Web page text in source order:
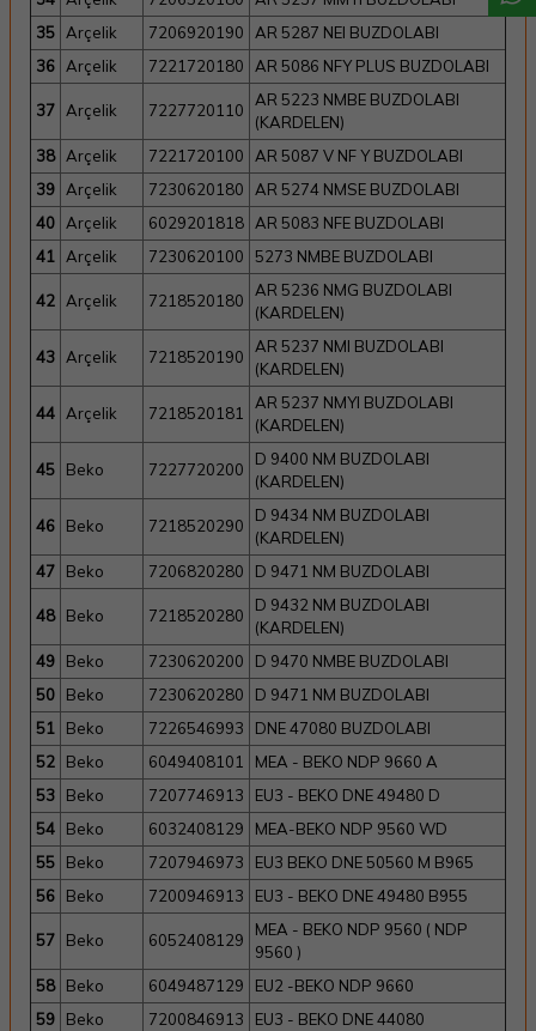
35 Arçelik 7206920190
AR 5287 NEI BUZDOLABI
36 Arçelik 7221720180 AR 5086 NFY PLUS BUZDOLABI
37 Arçelik 7227720110
AR 5223 NMBE BUZDOLABI
(KARDELEN)
38 Arçelik 7221720100
AR 5087 V NF Y BUZDOLABI
39 Arçelik 7230620180
AR 5274 NMSE BUZDOLABI
40 Arçelik 6029201818 AR 5083 NFE BUZDOLABI
41 Arçelik 7230620100 5273 NMBE BUZDOLABI
42 Arçelik 7218520180
AR 5236 NMG BUZDOLABI
(KARDELEN)
43 Arçelik 7218520190
AR 5237 NMI BUZDOLABI
(KARDELEN)
44 Arçelik 7218520181
AR 5237 NMYI BUZDOLABI
(KARDELEN)
45 Beko 7227720200
D 9400 NM BUZDOLABI
(KARDELEN)
46 Beko 7218520290
D 9434 NM BUZDOLABI
(KARDELEN)
47
Beko 7206820280 D 9471 NM BUZDOLABI
48 Beko 7218520280
D 9432 NM BUZDOLABI
(KARDELEN)
49
Beko 7230620200
D 9470 NMBE BUZDOLABI
50
Beko 7230620280
D 9471 NM BUZDOLABI
51
Beko 7226546993
DNE 47080 BUZDOLABI
52
Beko 6049408101
MEA - BEKO NDP 9660 A
53
Beko 7207746913
EU3 - BEKO DNE 49480 D
54
Beko 6032408129
MEA-BEKO NDP 9560 WD
55
Beko 7207946973
EU3 BEKO DNE 50560 M B965
56
Beko 7200946913 EU3 - BEKO DNE 49480 B955
57 Beko 6052408129
MEA - BEKO NDP 9560 ( NDP
9560 )
58
Beko 6049487129
EU2 -BEKO NDP 9660
59
Beko 7200846913 EU3 - BEKO DNE 44080